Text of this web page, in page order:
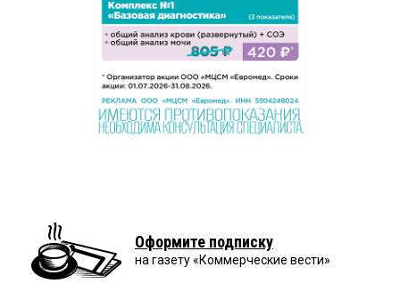
Оформите подписку
на газету «Коммерческие вести»